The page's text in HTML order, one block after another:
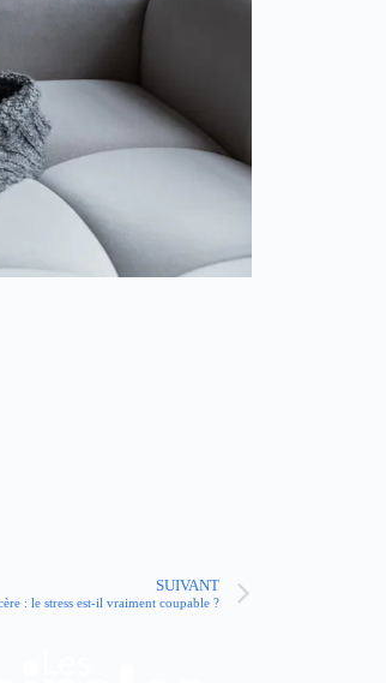
SUIVANT
: le stress est-il vraiment coupable ?